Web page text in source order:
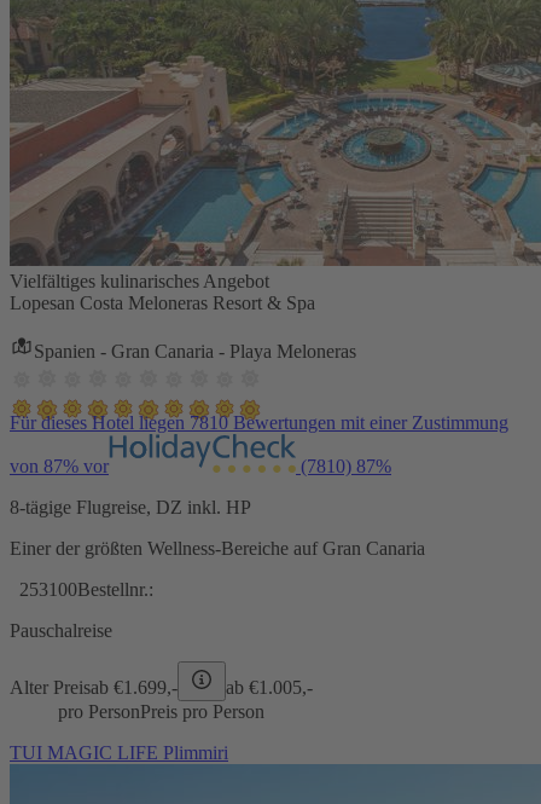
Vielfältiges kulinarisches Angebot
Lopesan Costa Meloneras Resort & Spa
Spanien - Gran Canaria - Playa Meloneras
Für dieses Hotel liegen 7810 Bewertungen mit einer Zustimmung
von 87% vor (7810) 87%
8-tägige Flugreise, DZ inkl. HP
Einer der größten Wellness-Bereiche auf Gran Canaria
253100Bestellnr.:
Pauschalreise
Alter Preisab €1.699,- ab €1.005,-
pro PersonPreis pro Person
TUI MAGIC LIFE Plimmiri